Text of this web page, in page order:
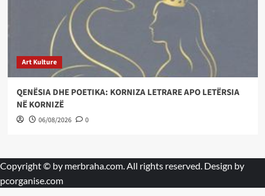
Art Kulture
QENËSIA DHE POETIKA: KORNIZA LETRARE APO LETËRSIA
NË KORNIZË
06/08/2026 0
Copyright © by merbraha.com. All rights reserved. Design by
pcorganise.com